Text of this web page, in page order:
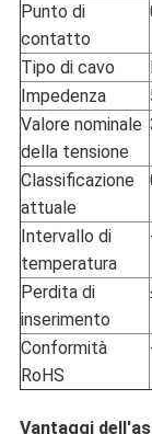
Punto di
contatto
Tipo di cavo
Impedenza
Valore nominale
della tensione
Classificazione
attuale
Intervallo di
temperatura
Perdita di
inserimento
Conformità
RoHS
Vantaggi